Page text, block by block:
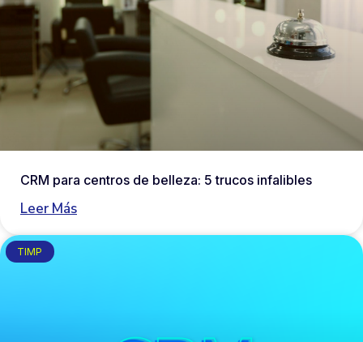
CRM para centros de belleza: 5 trucos infalibles
Leer Más
TIMP